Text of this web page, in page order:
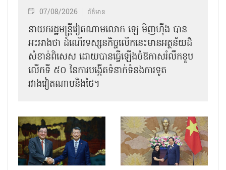
07/08/2026 ព័ត៌មាន
នាយករដ្ឋមន្ត្រីវៀតណាមលោក ឡេ មិញហ៊ឹង បាន
អះអាងថា ដំណើរទស្សនកិច្ចលើកនេះមានអត្ថន័យដ៏
សំខាន់ពិសេស ដោយបានធ្វើឡើងចំឱកាសរំលឹកខួប
លើកទី ៥០ នៃការបង្កើតទំនាក់ទំនងការទូត
រវាងវៀតណាមនិងថៃ។